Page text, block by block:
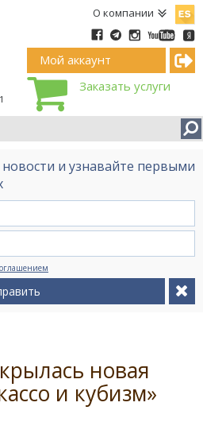
О компании
Мой аккаунт
Заказать услуги
и узнавайте первыми
новая
и кубизм»